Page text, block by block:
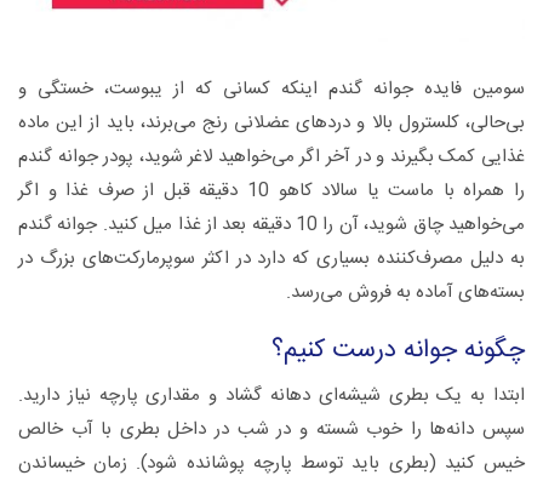
سومین فایده جوانه گندم اینکه کسانی که از یبوست، خستگی و
بی‌حالی، کلسترول بالا و دردهای عضلانی رنج می‌برند، باید از این ماده
غذایی کمک بگیرند و در آخر اگر می‌خواهید لاغر شوید، پودر جوانه گندم
را همراه با ماست یا سالاد کاهو 10 دقیقه قبل از صرف غذا و اگر
می‌خواهید چاق شوید، آن را 10 دقیقه بعد از غذا میل کنید. جوانه گندم
به دلیل مصرف‌کننده بسیاری که دارد در اکثر سوپرمارکت‌های بزرگ در
بسته‌های آماده به فروش می‌رسد.
چگونه جوانه درست کنیم؟
ابتدا به یک بطری شیشه‌ای دهانه گشاد و مقداری پارچه نیاز دارید.
سپس دانه‌ها را خوب شسته و در شب در داخل بطری با آب خالص
خیس ‌کنید (بطری باید توسط پارچه پوشانده شود). زمان خیساندن